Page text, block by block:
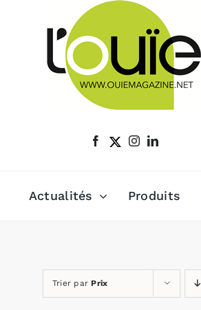
Actualités Produits
Trier parPrix